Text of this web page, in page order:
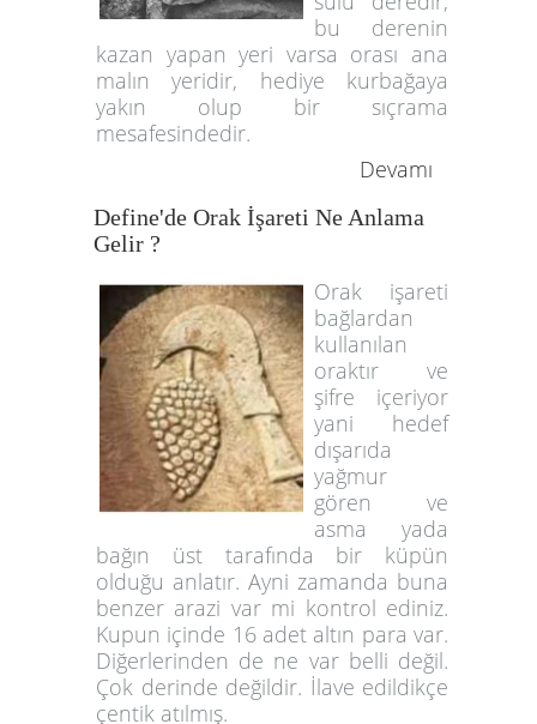
bu derenin
kazan yapan yeri varsa orası ana
malın yeridir, hediye kurbağaya
yakın olup bir sıçrama
mesafesindedir.
Devamı
Define'de Orak İşareti Ne Anlama
Gelir ?
Orak işareti
bağlardan
kullanılan
oraktır ve
şifre içeriyor
yani hedef
dışarıda
yağmur
gören ve
asma yada
bağın üst tarafında bir küpün
olduğu anlatır. Ayni zamanda buna
benzer arazi var mi kontrol ediniz.
Kupun içinde 16 adet altın para var.
Diğerlerinden de ne var belli değil.
Çok derinde değildir. İlave edildikçe
çentik atılmış.